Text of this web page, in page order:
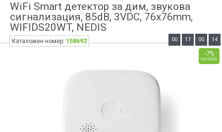
WiFi Smart детектор за дим, звукова
сигнализация, 85dB, 3VDC, 76x76mm,
WIFIDS20WT, NEDIS
-7%
онлайн
00 17 00 14
Каталожен номер: 158692